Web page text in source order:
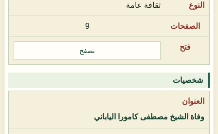
ثقافة عامة
9
تصفح
شخصيات
وفاة الشيخ مصطفى كامورا الياباني